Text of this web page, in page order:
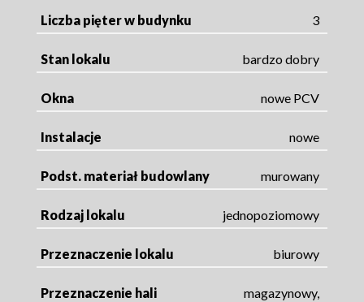
Liczba pięter w budynku 3
Stan lokalu bardzo dobry
Okna nowe PCV
Instalacje nowe
Podst. materiał budowlany murowany
Rodzaj lokalu jednopoziomowy
Przeznaczenie lokalu biurowy
Przeznaczenie hali
magazynowy,